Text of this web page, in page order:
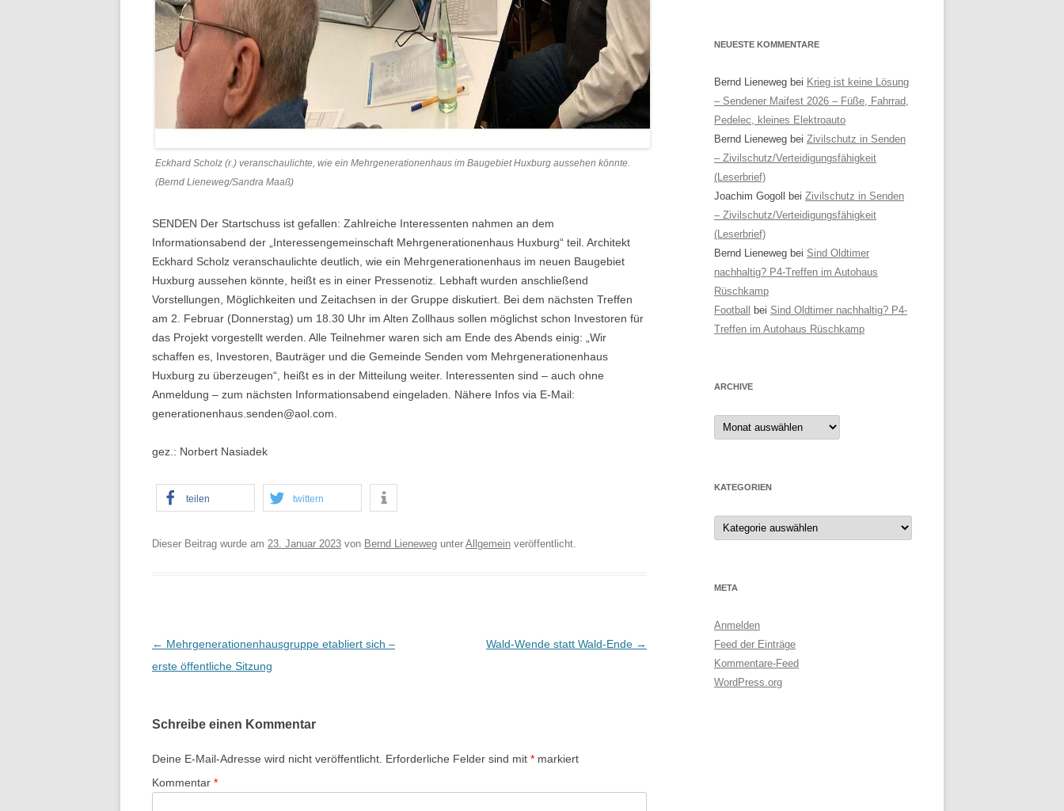
Eckhard Scholz (r.) veranschaulichte, wie ein Mehrgenerationenhaus im Baugebiet Huxburg aussehen könnte.
(Bernd Lieneweg/Sandra Maaß)
SENDEN Der Startschuss ist gefallen: Zahlreiche Interessenten nahmen an dem
Informationsabend der „Interessengemeinschaft Mehrgenerationenhaus Huxburg“ teil. Architekt
Eckhard Scholz veranschaulichte deutlich, wie ein Mehrgenerationenhaus im neuen Baugebiet
Huxburg aussehen könnte, heißt es in einer Pressenotiz. Lebhaft wurden anschließend
Vorstellungen, Möglichkeiten und Zeitachsen in der Gruppe diskutiert. Bei dem nächsten Treffen
am 2. Februar (Donnerstag) um 18.30 Uhr im Alten Zollhaus sollen möglichst schon Investoren für
das Projekt vorgestellt werden. Alle Teilnehmer waren sich am Ende des Abends einig: „Wir
schaffen es, Investoren, Bauträger und die Gemeinde Senden vom Mehrgenerationenhaus
Huxburg zu überzeugen“, heißt es in der Mitteilung weiter. Interessenten sind – auch ohne
Anmeldung – zum nächsten Informationsabend eingeladen. Nähere Infos via E-Mail:
generationenhaus.senden@aol.com.
gez.: Norbert Nasiadek
teilen twittern
Dieser Beitrag wurde am 23. Januar 2023 von Bernd Lieneweg unter Allgemein veröffentlicht.
B
e
r
a
g
← Mehrgenerationenhausgruppe etabliert sich –
erste öffentliche Sitzung
Wald-Wende statt Wald-Ende →
Schreibe einen Kommentar
Deine E-Mail-Adresse wird nicht veröffentlicht. Erforderliche Felder sind mit * markiert
Kommentar *
NEUESTE KOMMENTARE
Bernd Lieneweg bei Krieg ist keine Lösung
– Sendener Maifest 2026 – Füße, Fahrrad,
Pedelec, kleines Elektroauto
Bernd Lieneweg bei Zivilschutz in Senden
– Zivilschutz/Verteidigungsfähigkeit
(Leserbrief)
Joachim Gogoll
bei Zivilschutz in Senden
– Zivilschutz/Verteidigungsfähigkeit
(Leserbrief)
Bernd Lieneweg bei Sind Oldtimer
nachhaltig? P4-Treffen im Autohaus
Rüschkamp
Football
bei Sind Oldtimer nachhaltig? P4-
Treffen im Autohaus Rüschkamp
ARCHIVE
Archive
KATEGORIEN
Kategorien
META
Anmelden
Feed der Einträge
Kommentare-Feed
WordPress.org